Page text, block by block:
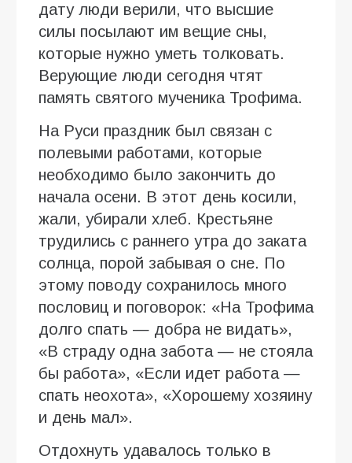
дату люди верили, что высшие
силы посылают им вещие сны,
которые нужно уметь толковать.
Верующие люди сегодня чтят
память святого мученика Трофима.
На Руси праздник был связан с
полевыми работами, которые
необходимо было закончить до
начала осени. В этот день косили,
жали, убирали хлеб. Крестьяне
трудились с раннего утра до заката
солнца, порой забывая о сне. По
этому поводу сохранилось много
пословиц и поговорок: «На Трофима
долго спать — добра не видать»,
«В страду одна забота — не стояла
бы работа», «Если идет работа —
спать неохота», «Хорошему хозяину
и день мал».
Отдохнуть удавалось только в